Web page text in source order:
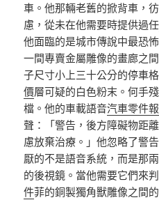
車。他那輛老舊的掀背車，
慮，從未在他需要時提供過任
他面臨的是城市傳說中最恐
一間專賣金屬雕像的畫廊之
子尺寸小上三十公分的停車
價層可疑的白色粉末。何手
檔。他的車載語音汽車零件
聲：「警告，後方障礙物距
慮放棄治療。」他忽略了警
厭的不是語音系統，而是那
的後視鏡。當他需要它們來
件菲的銅製獨角獸雕像之間